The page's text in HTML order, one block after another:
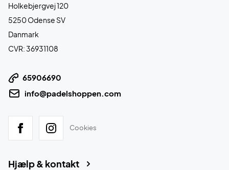
Holkebjergvej 120
5250 Odense SV
Danmark
CVR: 36931108
65906690
info@padelshoppen.com
Cookies
Hjælp & kontakt